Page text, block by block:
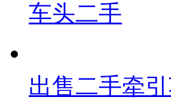
车头二手
出售二手牵